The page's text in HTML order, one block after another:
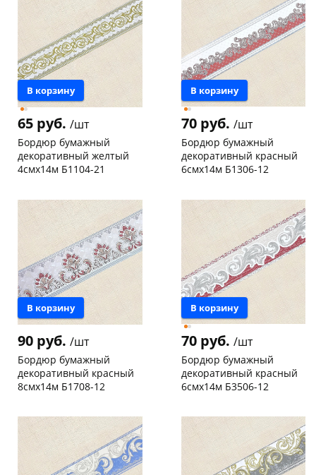
В корзину
65 руб. /шт
Бордюр бумажный
декоративный желтый
4смх14м Б1104-21
147а
шт
Конева, 36
3 шт
Пошехонское ш, 183 шт
Код товара
129963
В корзину
70 руб. /шт
Бордюр бумажный
декоративный красный
6смх14м Б1306-12
склад
шт
Код товара
129965
В корзину
90 руб. /шт
Бордюр бумажный
декоративный красный
8смх14м Б1708-12
склад
шт
Код товара
129865
В корзину
70 руб. /шт
Бордюр бумажный
декоративный красный
6смх14м Б3506-12
Код товара
26965
раз в 2 недели